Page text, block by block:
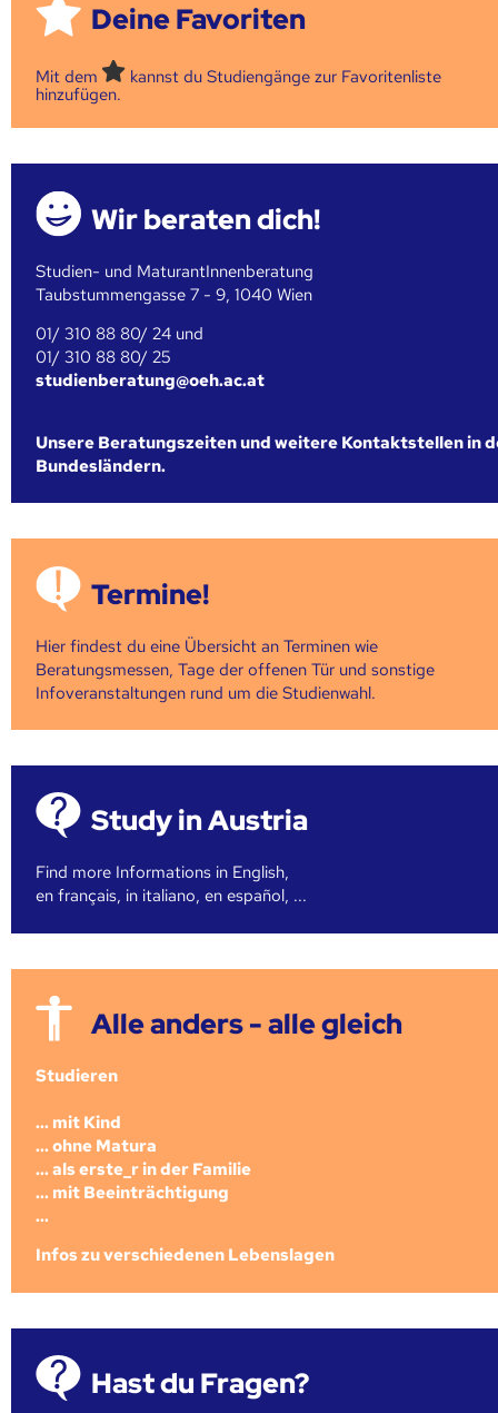
Deine Favoriten
Mit dem
kannst du Studiengänge zur Favoritenliste
hinzufügen.
Wir beraten dich!
Studien- und MaturantInnenberatung
Taubstummengasse 7 - 9, 1040 Wien
01/ 310 88 80/ 24 und
01/ 310 88 80/ 25
studienberatung@oeh.ac.at
Unsere Beratungszeiten und weitere Kontaktstellen in
Bundesländern.
Termine!
Hier findest du eine Übersicht an Terminen wie
Beratungsmessen, Tage der offenen Tür und sonstige
Infoveranstaltungen rund um die Studienwahl.
Study in Austria
Find more Informations in English,
en français, in italiano, en español, ...
Alle anders - alle gleich
Studieren
... mit Kind
... ohne Matura
... als erste_r in der Familie
... mit Beeinträchtigung
...
Infos zu verschiedenen Lebenslagen
Hast du Fragen?